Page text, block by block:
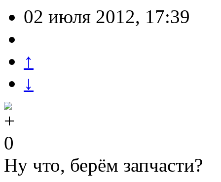
02 июля 2012, 17:39
↑
↓
0
Ну что, берём запчасти?